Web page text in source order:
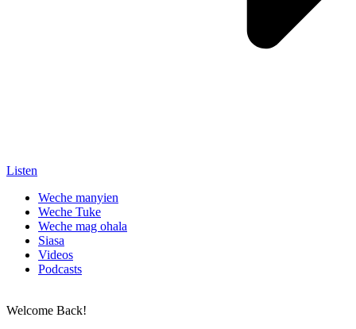
Listen
Weche manyien
Weche Tuke
Weche mag ohala
Siasa
Videos
Podcasts
Welcome Back!